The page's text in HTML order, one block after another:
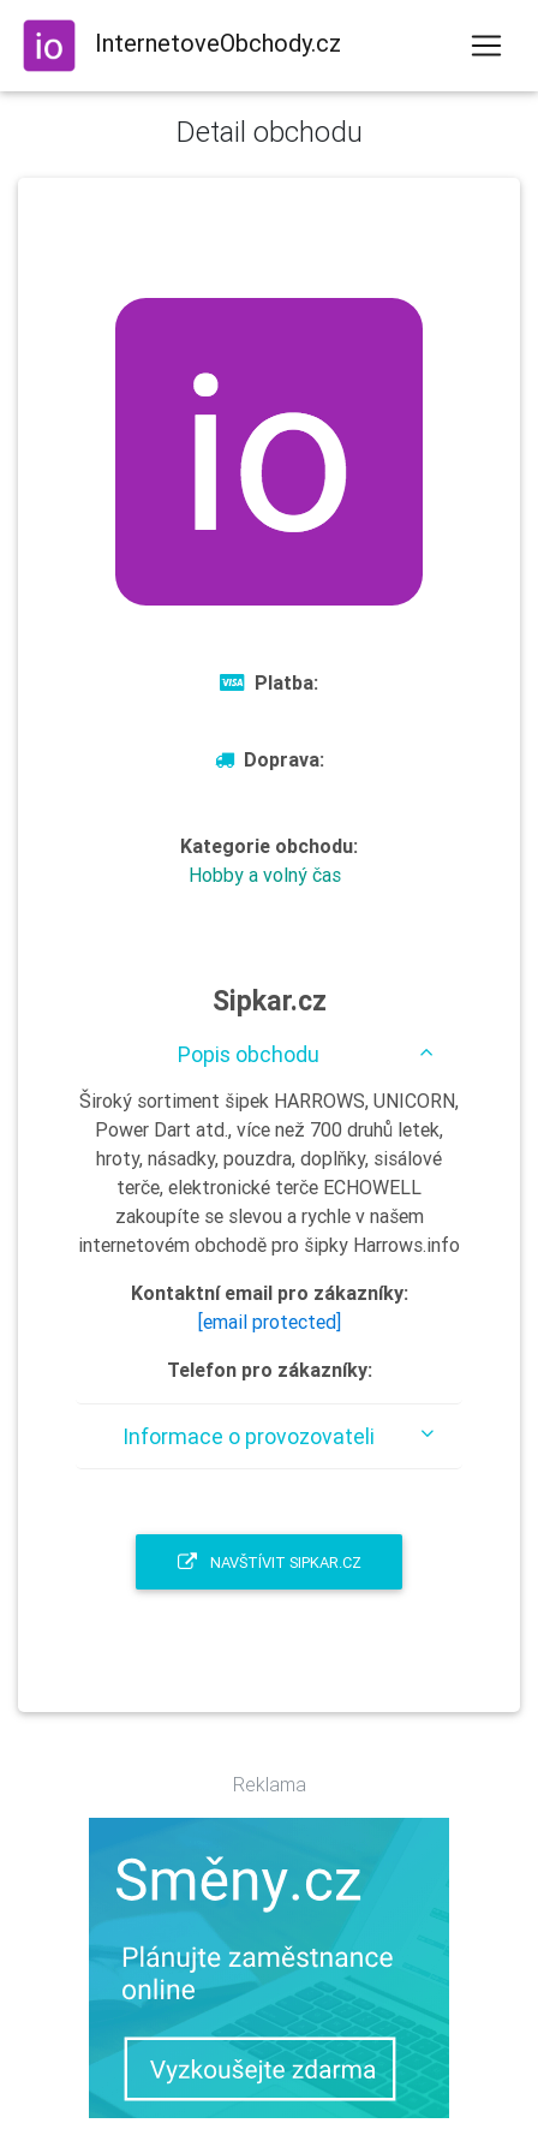
InternetoveObchody.cz
Detail obchodu
Platba:
Doprava:
Kategorie obchodu:
Hobby a volný čas
Sipkar.cz
Popis obchodu
Široký sortiment šipek HARROWS, UNICORN,
Power Dart atd., více než 700 druhů letek,
hroty, násadky, pouzdra, doplňky, sisálové
terče, elektronické terče ECHOWELL
zakoupíte se slevou a rychle v našem
internetovém obchodě pro šipky Harrows.info
Kontaktní email pro zákazníky:
[email protected]
Telefon pro zákazníky:
Informace o provozovateli
NAVŠTÍVIT SIPKAR.CZ
Reklama